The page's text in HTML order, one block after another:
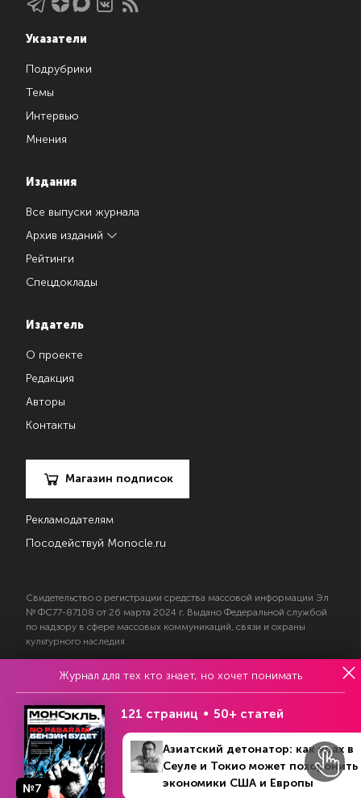
Указатели
Подрубрики
Темы
Интервью
Мнения
Издания
Все выпуски журнала
Архив изданий
Рейтинги
Спецдоклады
Издатель
О проекте
Редакция
Авторы
Контакты
Магазин подписок
Рекламодателям
Посодействуй Monocle.ru
Свидетельство о регистрации средства массовой информации Эл
№ ФС77-87108 от 26 марта 2024 г. Выдано Федеральной службой
по надзору в сфере массовых коммуникаций, связи и охраны
культурного наследия
© 2017—2026 АНО «Творческий коллектив Эксперт»
Политика конфиденциальности
Условия использования материалов
Согласие на обработку персональных данных
Журнал для тех кто знает, но хочет понимать
№7
121 страниц 50+ статей
Азиатский детонатор: как крах в
Сеуле и Токио может похоронить
экономики США и Европы